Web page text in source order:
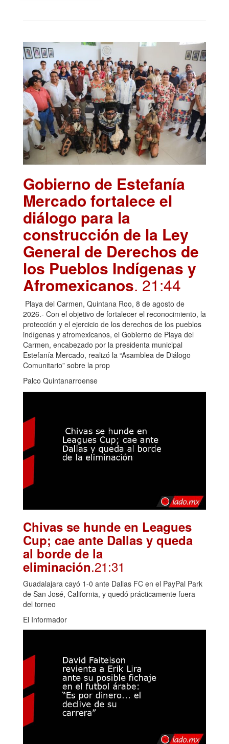
Gobierno de Estefanía
Mercado fortalece el
diálogo para la
construcción de la Ley
General de Derechos de
los Pueblos Indígenas y
Afromexicanos. 21:44
Playa del Carmen, Quintana Roo, 8 de agosto de
2026.- Con el objetivo de fortalecer el reconocimiento, la
protección y el ejercicio de los derechos de los pueblos
indígenas y afromexicanos, el Gobierno de Playa del
Carmen, encabezado por la presidenta municipal
Estefanía Mercado, realizó la “Asamblea de Diálogo
Comunitario” sobre la prop
Palco Quintanarroense
Chivas se hunde en Leagues
Cup; cae ante Dallas y queda
al borde de la
eliminación.21:31
Guadalajara cayó 1-0 ante Dallas FC en el PayPal Park
de San José, California, y quedó prácticamente fuera
del torneo
El Informador